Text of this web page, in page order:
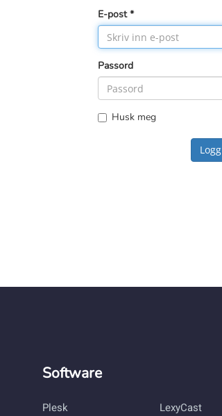
E-post *
Passord
Husk meg
Software
Plesk LexyCast